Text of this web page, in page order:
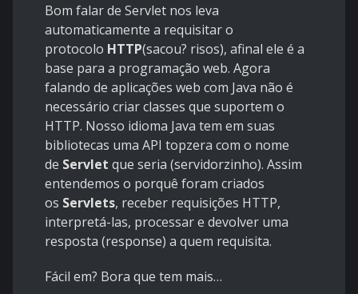
Bom falar de Servlet nos leva
automaticamente a requisitar o
protocolo HTTP(sacou? risos), afinal ele é a
base para a programação web. Agora
falando de aplicações web com Java não é
necessário criar classes que suportem o
HTTP. Nosso idioma Java tem em suas
bibliotecas uma API topzera com o nome
de Servlet que seria (servidorzinho). Assim
entendemos o porquê foram criados
os Servlets, receber requisições HTTP,
interpretá-las, processar e devolver uma
resposta (response) a quem requisita.
Fácil em? Bora que tem mais…